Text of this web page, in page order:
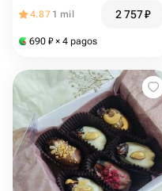
4.87 1 mil 2 757₽
690 ₽ × 4 pagos